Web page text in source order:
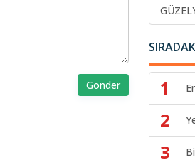
Gönder 1
2
3